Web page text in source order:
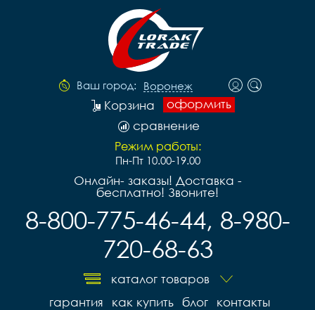
Ваш город: Воронеж
оформить
Корзина
сравнение
Режим работы:
Пн-Пт 10.00-19.00
Онлайн- заказы! Доставка -
бесплатно! Звоните!
8-800-775-46-44, 8-980-
720-68-63
каталог товаров
контакты
блог
как купить
гарантия